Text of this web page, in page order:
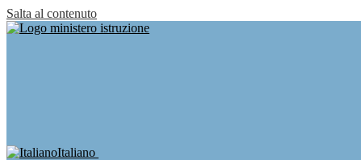
Salta al contenuto
Italiano